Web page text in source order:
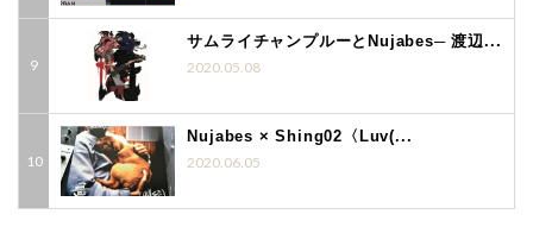
サムライチャンプルーとNujabes─ 渡辺...
2020.05.08
Nujabes × Shing02〈Luv(...
2020.06.05